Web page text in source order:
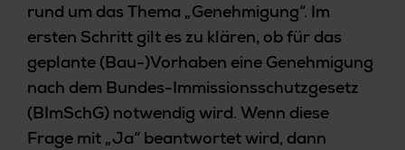
rund um das Thema „Genehmigung“. Im
ersten Schritt gilt es zu klären, ob für das
geplante (Bau-)Vorhaben eine Genehmigung
nach dem Bundes-Immissionsschutzgesetz
(BImSchG) notwendig wird. Wenn diese
Frage mit „Ja“ beantwortet wird, dann